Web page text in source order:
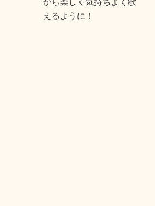
えるように！